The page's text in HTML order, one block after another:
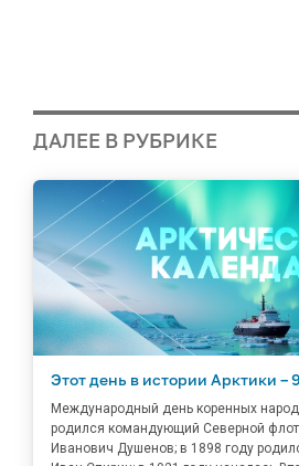
ДАЛЕЕ В РУБРИКЕ
Этот день в истории Арктики –
Международный день коренных
родился командующий Северной
Иванович Душенов; в 1898 году